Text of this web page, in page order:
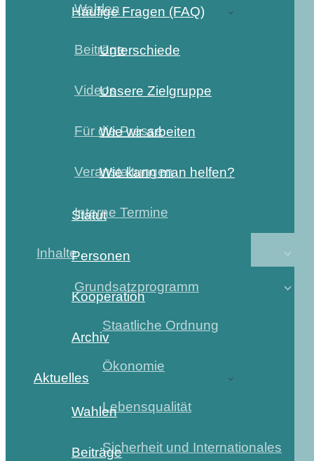
Wahlen
Beiträge
Videos
Für die Presse
Veranstaltungen
Interne Termine
Inhalte
Grundsatzprogramm
Staatliche Ordnung
Ökonomie
Lebensqualität
Sicherheit und Internationales
Häufige Fragen (FAQ)
Unterschiede
Unsere Zielgruppe
Wie wir arbeiten
Wie kann man helfen?
Statut
Personen
Kooperation
Archiv
Aktuelles
Wahlen
Beiträge